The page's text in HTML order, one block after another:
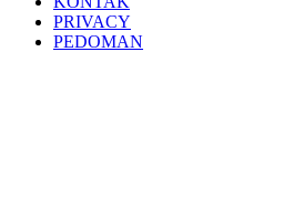
PRIVACY
PEDOMAN